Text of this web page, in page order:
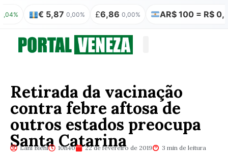
€ 5,87 0,00% £6,86 0,00% AR$ 100 = R$ 0,31
Retirada da vacinação
contra febre aftosa de
outros estados preocupa
Santa Catarina
Lani Biehl 10h40 22 de fevereiro de 2019 3 min de leitura